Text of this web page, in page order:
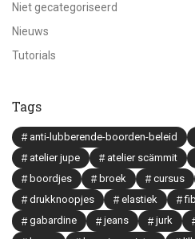
Niet gecategoriseerd
Nieuws
Tutorials
Tags
anti-lubberende-boorden-beleid
atelier jupe
atelier scämmit
boordjes
broek cursus
drukknoopjes
elastiek
gabardine
jeans jurk